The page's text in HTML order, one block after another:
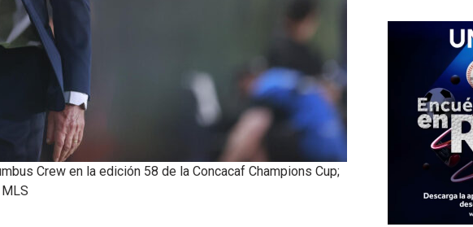
Crew en la edición 58 de la Concacaf Champions Cup;